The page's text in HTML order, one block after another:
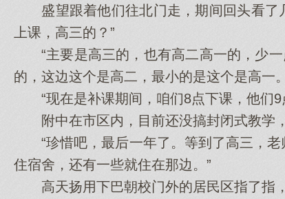
盛望跟着他们往北门走，期间回头看了
上课，高三的？”
“主要是高三的，也有高二高一的，少一
的，这边这个是高二，最小的是这个是高一
“现在是补课期间，咱们8点下课，他们9
附中在市区内，目前还没搞封闭式教学，
“珍惜吧，最后一年了。等到了高三，老
住宿舍，还有一些就住在那边。”
高天扬用下巴朝校门外的居民区指了指，